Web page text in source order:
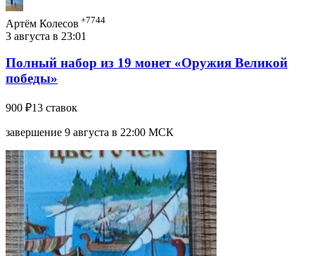
Артём Колесов +7744
3 августа в 23:01
Полный набор из 19 монет «Оружия Великой
победы»
900 ₽13 ставок
завершение 9 августа в 22:00 МСК